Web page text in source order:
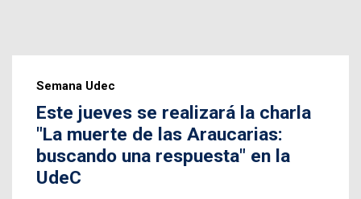
Semana Udec
Este jueves se realizará la charla
"La muerte de las Araucarias:
buscando una respuesta" en la
UdeC